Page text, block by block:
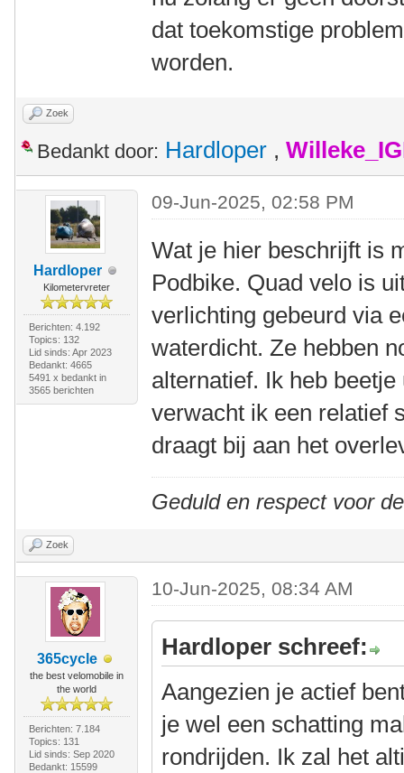
dat toekomstige
worden.
Zoek
Bedankt door: Hardloper ,
Hardloper
Kilometervreter
Berichten: 4.192
Topics: 132
Lid sinds: Apr 2023
Bedankt: 4665
5491 x bedankt in
3565 berichten
09-Jun-2025, 02:58 PM
Wat je hier beschrijft is
Podbike. Quad velo is
verlichting gebeurd via
waterdicht. Ze hebben
alternatief. Ik heb
verwacht ik een relatief
draagt bij aan het
Geduld en respect voor
Zoek
365cycle
the best velomobile in
the world
Berichten: 7.184
Topics: 131
Lid sinds: Sep 2020
Bedankt: 15599
10-Jun-2025, 08:34 AM
Hardloper schreef:
Aangezien je actief
je wel een schatting
rondrijden. Ik zal het